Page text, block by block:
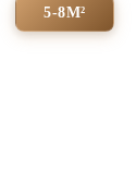
5-8М²